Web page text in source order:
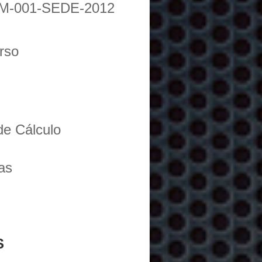
001-SEDE-2012
Cálculo